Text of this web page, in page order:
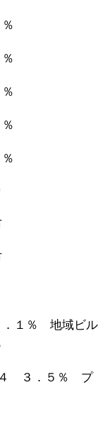
１％ 地域ビル
３．５％ プ